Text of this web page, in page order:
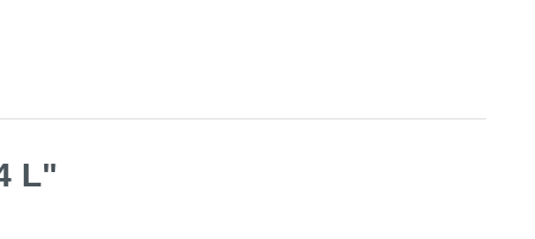
L"